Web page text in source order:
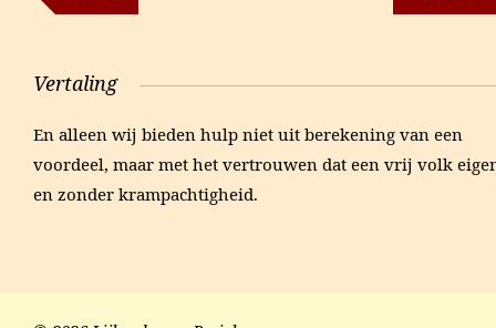
Vertaling
En alleen wij bieden hulp niet uit berekening van een
voordeel, maar met het vertrouwen dat een vrij volk
en zonder krampachtigheid.